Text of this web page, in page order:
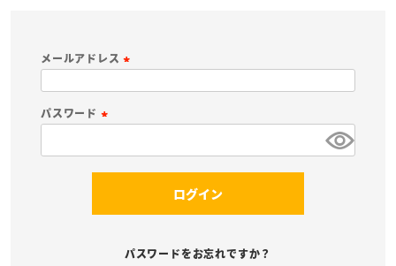
メールアドレス
須
パスワード
ログイン
パスワードをお忘れですか？